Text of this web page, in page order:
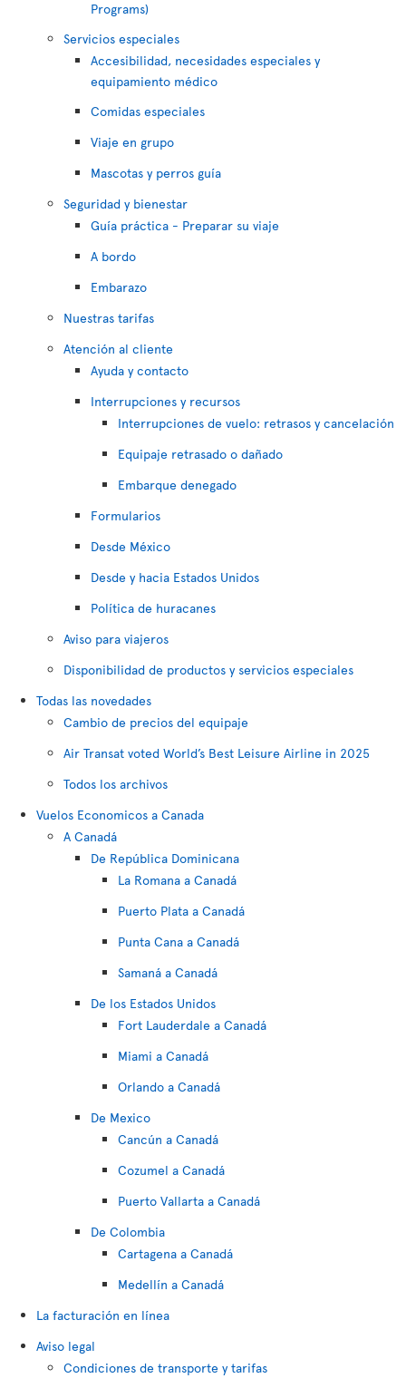
Programs)
Servicios especiales
Accesibilidad, necesidades especiales y
equipamiento médico
Comidas especiales
Viaje en grupo
Mascotas y perros guía
Seguridad y bienestar
Guía práctica - Preparar su viaje
A bordo
Embarazo
Nuestras tarifas
Atención al cliente
Ayuda y contacto
Interrupciones y recursos
Interrupciones de vuelo: retrasos y cancelación
Equipaje retrasado o dañado
Embarque denegado
Formularios
Desde México
Desde y hacia Estados Unidos
Política de huracanes
Aviso para viajeros
Disponibilidad de productos y servicios especiales
Todas las novedades
Cambio de precios del equipaje
Air Transat voted World’s Best Leisure Airline in 2025
Todos los archivos
Vuelos Economicos a Canada
A Canadá
De República Dominicana
La Romana a Canadá
Puerto Plata a Canadá
Punta Cana a Canadá
Samaná a Canadá
De los Estados Unidos
Fort Lauderdale a Canadá
Miami a Canadá
Orlando a Canadá
De Mexico
Cancún a Canadá
Cozumel a Canadá
Puerto Vallarta a Canadá
De Colombia
Cartagena a Canadá
Medellín a Canadá
La facturación en línea
Aviso legal
Condiciones de transporte y tarifas